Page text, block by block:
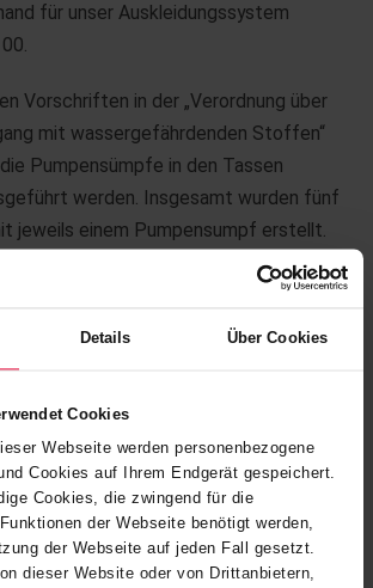
Details Über Cookies
Cookies
Webseite werden personenbezogene
Cookies auf Ihrem Endgerät gespeichert.
Cookies, die zwingend für die
der Webseite benötigt werden,
der Webseite auf jeden Fall gesetzt.
dieser Website oder von Drittanbietern,
für unser Auskleidungssystem
Vorschriften in der „Verordnung über
mit wassergefährdenden Stoffen“
Pumpensümpfe in den Tassen
werden. Insgesamt wurden fünf
jeweils einem Pumpensumpf erstellt.
der Tassen wurden L-Profile aus PE100
Anschluss daran die BEKAPLAST-
in Estrich verlegt sowie
Die umliegenden Bodenflächen
Beschichtungssystem ALKADUR HR
Ausgeführt wurden die Arbeiten im
bis Ende Dezember 2018 von einem 8-